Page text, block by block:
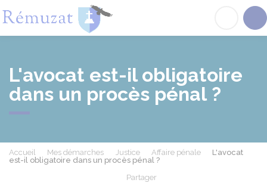
L'avocat est-il obligatoire
dans un procès pénal ?
Accueil Mes démarches Justice Affaire pénale
L'avocat
est-il obligatoire dans un procès pénal ?
Partager